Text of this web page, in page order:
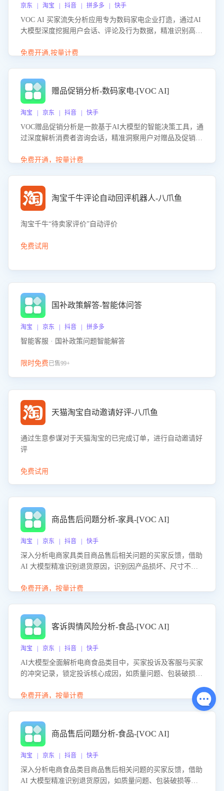
京东 | 淘宝 | 抖音 | 拼多多 | 快手
VOC AI 买家流失分析应用专为数码家电企业打造，通过AI
大模型深度挖掘用户会话、评论及行为数据，精准识别高流
应延迟、竞品价格冲击等。系统自动输出可落地的挽回策
免费开通,按量计费
赠品促销分析-数码家电-[VOC AI]
淘宝 | 京东 | 抖音 | 快手
VOC赠品促销分析是一款基于AI大模型的智能决策工具，通
过深度解析消费者咨询会话，精准洞察用户对赠品及促销政
销诉求，帮助企业制定个性化赠品组合策略，优化资源投放
免费开通，按量计费
淘宝千牛评论自动回评机器人-八爪鱼
淘宝千牛“待卖家评价”自动评价
免费试用
国补政策解答-智能体问答
淘宝 | 京东 | 抖音 | 拼多多
智能客服 · 国补政策问题智能解答
限时免费已售99+
天猫淘宝自动邀请好评-八爪鱼
通过生意参谋对于天猫淘宝的已完成订单，进行自动邀请好
评
免费试用
商品售后问题分析-家具-[VOC AI]
淘宝 | 京东 | 抖音 | 快手
深入分析电商家具类目商品售后相关问题的买家反馈，借助
AI 大模型精准识别退货原因，识别因产品损坏、尺寸不符
力商家优化产品或服务，实现销售额的显著提升。
免费开通，按量计费
客诉舆情风险分析-食品-[VOC AI]
淘宝 | 京东 | 抖音 | 快手
AI大模型全面解析电商食品类目中，买家投诉及客服与买家
的冲突记录，锁定投诉核心成因，如质量问题、包装破损
置差评防控，提升客户满意度。
免费开通，按量计费
商品售后问题分析-食品-[VOC AI]
淘宝 | 京东 | 抖音 | 快手
深入分析电商食品类目商品售后相关问题的买家反馈，借助
AI 大模型精准识别退货原因，如质量问题、包装破损等，